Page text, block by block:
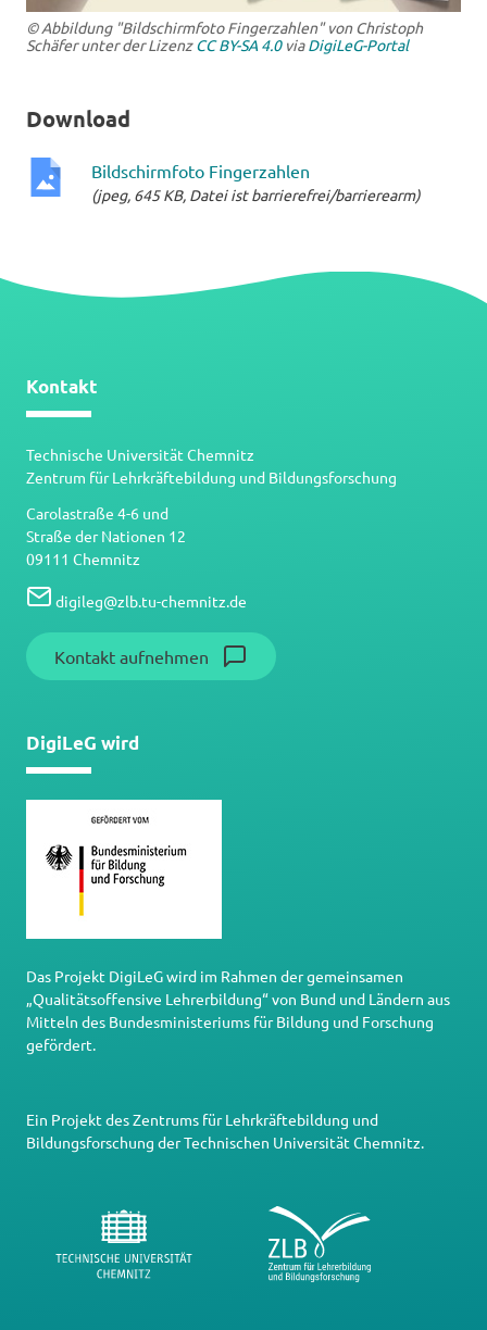
© Abbildung "Bildschirmfoto Fingerzahlen" von Christoph
Schäfer unter der LizenzCC BY-SA 4.0viaDigiLeG-Portal
Download
Bildschirmfoto Fingerzahlen
(jpeg, 645 KB, Datei ist barrierefrei/barrierearm)
Kontakt
Technische Universität Chemnitz
Zentrum für Lehrkräftebildung und Bildungsforschung
Carolastraße 4-6 und
Straße der Nationen 12
09111 Chemnitz
digileg@zlb.tu-chemnitz.de
Kontakt aufnehmen
DigiLeG wird
Das Projekt DigiLeG wird im Rahmen der gemeinsamen
„Qualitätsoffensive Lehrerbildung“ von Bund und Ländern aus
Mitteln des Bundesministeriums für Bildung und Forschung
gefördert.
Ein Projekt desZentrums für Lehrkräftebildung und
Bildungsforschung derTechnischen Universität Chemnitz